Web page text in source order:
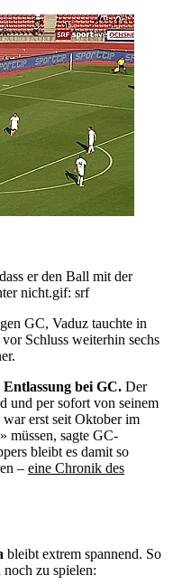
er den Ball mit der
nicht.gif: srf
GC, Vaduz tauchte in
Schluss weiterhin sechs
Entlassung bei GC. Der
und per sofort von seinem
erst seit Oktober im
müssen, sagte GC-
bleibt es damit so
– eine Chronik des
bleibt extrem spannend. So
zu spielen: